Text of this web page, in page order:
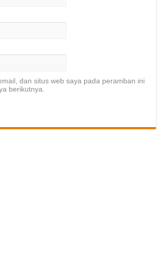
dan situs web saya pada peramban ini
berikutnya.